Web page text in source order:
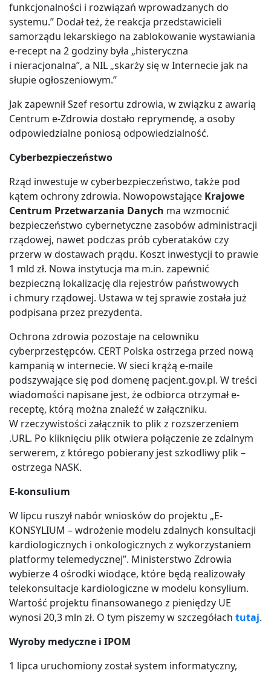
funkcjonalności i rozwiązań wprowadzanych do
systemu.” Dodał też, że reakcja przedstawicieli
samorządu lekarskiego na zablokowanie wystawiania
e-recept na 2 godziny była „histeryczna
i nieracjonalna”, a NIL „skarży się w Internecie jak na
słupie ogłoszeniowym.”
Jak zapewnił Szef resortu zdrowia, w związku z awarią
Centrum e-Zdrowia dostało reprymendę, a osoby
odpowiedzialne poniosą odpowiedzialność.
Cyberbezpieczeństwo
Rząd inwestuje w cyberbezpieczeństwo, także pod
kątem ochrony zdrowia. Nowopowstające Krajowe
Centrum Przetwarzania Danych ma wzmocnić
bezpieczeństwo cybernetyczne zasobów administracji
rządowej, nawet podczas prób cyberataków czy
przerw w dostawach prądu. Koszt inwestycji to prawie
1 mld zł. Nowa instytucja ma m.in. zapewnić
bezpieczną lokalizację dla rejestrów państwowych
i chmury rządowej. Ustawa w tej sprawie została już
podpisana przez prezydenta.
Ochrona zdrowia pozostaje na celowniku
cyberprzestępców. CERT Polska ostrzega przed nową
kampanią w internecie. W sieci krążą e-maile
podszywające się pod domenę pacjent.gov.pl. W treści
wiadomości napisane jest, że odbiorca otrzymał e-
receptę, którą można znaleźć w załączniku.
W rzeczywistości załącznik to plik z rozszerzeniem
.URL. Po kliknięciu plik otwiera połączenie ze zdalnym
serwerem, z którego pobierany jest szkodliwy plik –
ostrzega NASK.
E-konsulium
W lipcu ruszył nabór wniosków do projektu „E-
KONSYLIUM – wdrożenie modelu zdalnych konsultacji
kardiologicznych i onkologicznych z wykorzystaniem
platformy telemedycznej”. Ministerstwo Zdrowia
wybierze 4 ośrodki wiodące, które będą realizowały
telekonsultacje kardiologiczne w modelu konsylium.
Wartość projektu finansowanego z pieniędzy UE
wynosi 20,3 mln zł. O tym piszemy w szczegółach tutaj.
Wyroby medyczne i IPOM
1 lipca uruchomiony został system informatyczny,